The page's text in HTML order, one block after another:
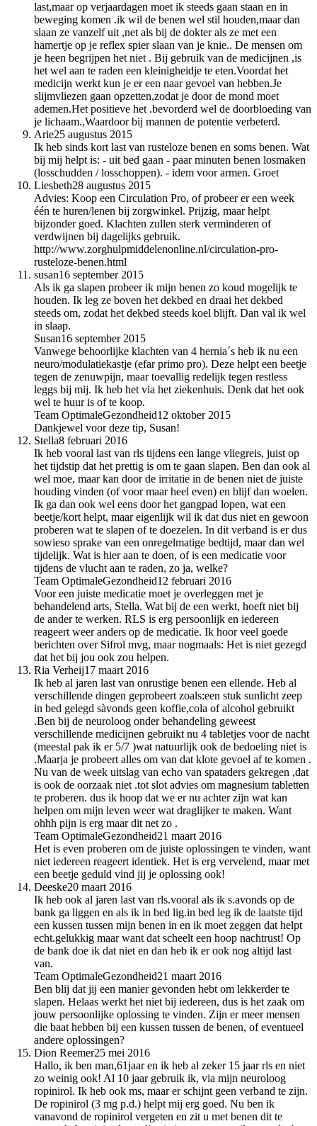
last,maar op verjaardagen moet ik steeds gaan staan en in
beweging komen .ik wil de benen wel stil houden,maar dan
slaan ze vanzelf uit ,net als bij de dokter als ze met een
hamertje op je reflex spier slaan van je knie.. De mensen om
je heen begrijpen het niet . Bij gebruik van de medicijnen ,is
het wel aan te raden een kleinigheidje te eten.Voordat het
medicijn werkt kun je er een naar gevoel van hebben.Je
slijmvliezen gaan opzetten,zodat je door de mond moet
ademen.Het positieve het .bevorderd wel de doorbloeding van
je lichaam.,Waardoor bij mannen de potentie verbeterd.
Arie25 augustus 2015
Ik heb sinds kort last van rusteloze benen en soms benen. Wat
bij mij helpt is: - uit bed gaan - paar minuten benen losmaken
(losschudden / losschoppen). - idem voor armen. Groet
Liesbeth28 augustus 2015
Advies: Koop een Circulation Pro, of probeer er een week
één te huren/lenen bij zorgwinkel. Prijzig, maar helpt
bijzonder goed. Klachten zullen sterk verminderen of
verdwijnen bij dagelijks gebruik.
http://www.zorghulpmiddelenonline.nl/circulation-pro-
rusteloze-benen.html
susan16 september 2015
Als ik ga slapen probeer ik mijn benen zo koud mogelijk te
houden. Ik leg ze boven het dekbed en draai het dekbed
steeds om, zodat het dekbed steeds koel blijft. Dan val ik wel
in slaap.
Susan16 september 2015
Vanwege behoorlijke klachten van 4 hernia´s heb ik nu een
neuro/modulatiekastje (efar primo pro). Deze helpt een beetje
tegen de zenuwpijn, maar toevallig redelijk tegen restless
leggs bij mij. Ik heb het via het ziekenhuis. Denk dat het ook
wel te huur is of te koop.
Team OptimaleGezondheid12 oktober 2015
Dankjewel voor deze tip, Susan!
Stella8 februari 2016
Ik heb vooral last van rls tijdens een lange vliegreis, juist op
het tijdstip dat het prettig is om te gaan slapen. Ben dan ook al
wel moe, maar kan door de irritatie in de benen niet de juiste
houding vinden (of voor maar heel even) en blijf dan woelen.
Ik ga dan ook wel eens door het gangpad lopen, wat een
beetje/kort helpt, maar eigenlijk wil ik dat dus niet en gewoon
proberen wat te slapen of te doezelen. In dit verband is er dus
sowieso sprake van een onregelmatige bedtijd, maar dan wel
tijdelijk. Wat is hier aan te doen, of is een medicatie voor
tijdens de vlucht aan te raden, zo ja, welke?
Team OptimaleGezondheid12 februari 2016
Voor een juiste medicatie moet je overleggen met je
behandelend arts, Stella. Wat bij de een werkt, hoeft niet bij
de ander te werken. RLS is erg persoonlijk en iedereen
reageert weer anders op de medicatie. Ik hoor veel goede
berichten over Sifrol mvg, maar nogmaals: Het is niet gezegd
dat het bij jou ook zou helpen.
Ria Verheij17 maart 2016
Ik heb al jaren last van onrustige benen een ellende. Heb al
verschillende dingen geprobeert zoals:een stuk sunlicht zeep
in bed gelegd sàvonds geen koffie,cola of alcohol gebruikt
.Ben bij de neuroloog onder behandeling geweest
verschillende medicijnen gebruikt nu 4 tabletjes voor de nacht
(meestal pak ik er 5/7 )wat natuurlijk ook de bedoeling niet is
.Maarja je probeert alles om van dat klote gevoel af te komen .
Nu van de week uitslag van echo van spataders gekregen ,dat
is ook de oorzaak niet .tot slot advies om magnesium tabletten
te proberen. dus ik hoop dat we er nu achter zijn wat kan
helpen om mijn leven weer wat draglijker te maken. Want
ohhh pijn is erg maar dit net zo .
Team OptimaleGezondheid21 maart 2016
Het is even proberen om de juiste oplossingen te vinden, want
niet iedereen reageert identiek. Het is erg vervelend, maar met
een beetje geduld vind jij je oplossing ook!
Deeske20 maart 2016
Ik heb ook al jaren last van rls.vooral als ik s.avonds op de
bank ga liggen en als ik in bed lig.in bed leg ik de laatste tijd
een kussen tussen mijn benen in en ik moet zeggen dat helpt
echt.gelukkig maar want dat scheelt een hoop nachtrust! Op
de bank doe ik dat niet en dan heb ik er ook nog altijd last
van.
Team OptimaleGezondheid21 maart 2016
Ben blij dat jij een manier gevonden hebt om lekkerder te
slapen. Helaas werkt het niet bij iedereen, dus is het zaak om
jouw persoonlijke oplossing te vinden. Zijn er meer mensen
die baat hebben bij een kussen tussen de benen, of eventueel
andere oplossingen?
Dion Reemer25 mei 2016
Hallo, ik ben man,61jaar en ik heb al zeker 15 jaar rls en niet
zo weinig ook! Al 10 jaar gebruik ik, via mijn neuroloog
ropinirol. Ik heb ook ms, maar er schijnt geen verband te zijn.
De ropinirol (3 mg p.d.) helpt mij erg goed. Nu ben ik
vanavond de ropinirol vergeten en zit u met benen dit te